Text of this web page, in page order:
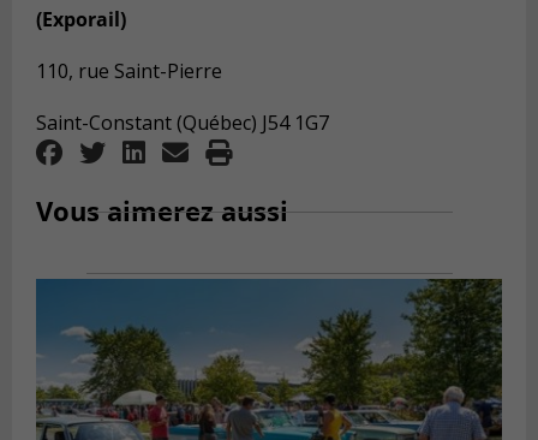
(Exporail)
110, rue Saint-Pierre
Saint-Constant (Québec) J54 1G7
Vous aimerez aussi